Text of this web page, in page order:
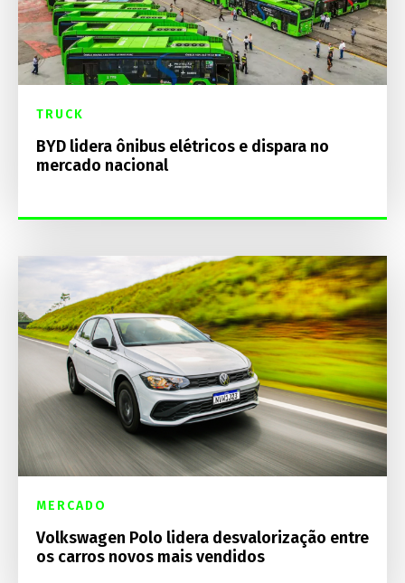
TRUCK
BYD lidera ônibus elétricos e dispara no
mercado nacional
MERCADO
Volkswagen Polo lidera desvalorização entre
os carros novos mais vendidos